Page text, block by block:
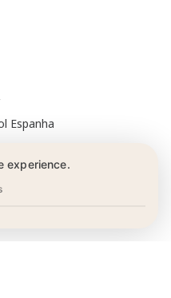
Espanha
experience.